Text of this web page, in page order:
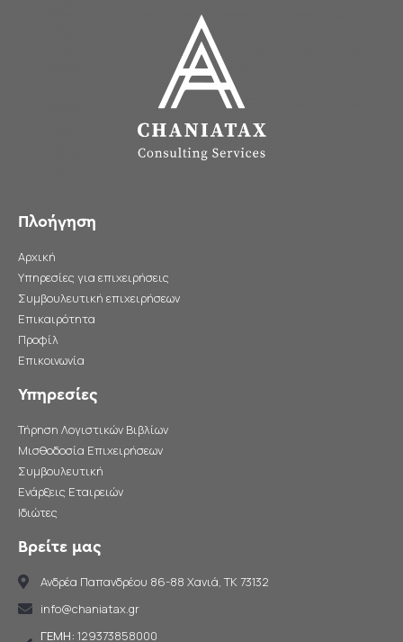
Πλοήγηση
Αρχική
Υπηρεσίες για επιχειρήσεις
Συμβουλευτική επιχειρήσεων
Επικαιρότητα
Προφίλ
Επικοινωνία
Υπηρεσίες
Τήρηση Λογιστικών Βιβλίων
Μισθοδοσία Επιχειρήσεων
Συμβουλευτική
Ενάρξεις Εταιρειών
Ιδιώτες
Βρείτε μας
Ανδρέα Παπανδρέου 86-88 Χανιά, TK 73132
info@chaniatax.gr
ΓΕΜΗ: 129373858000